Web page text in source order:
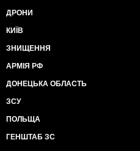
ДРОНИ
КИЇВ
ЗНИЩЕННЯ
АРМІЯ РФ
ДОНЕЦЬКА ОБЛАСТЬ
ЗСУ
ПОЛЬЩА
ГЕНШТАБ ЗС